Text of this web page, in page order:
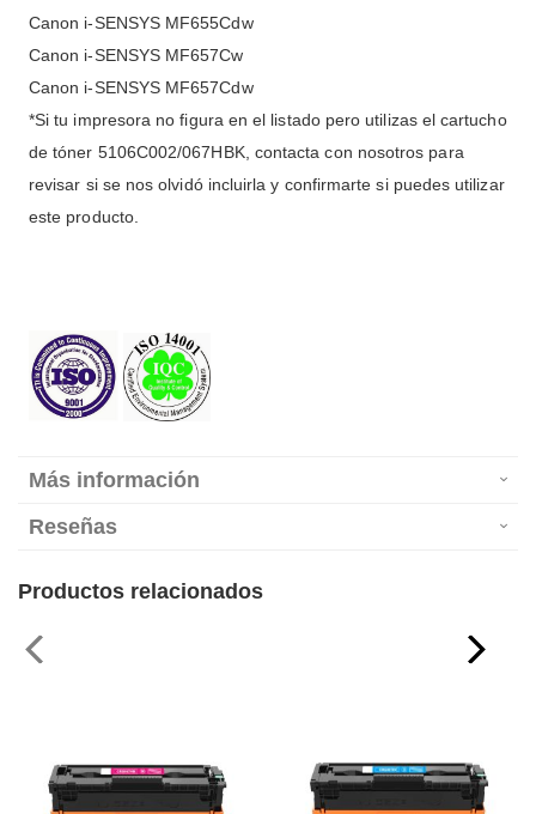
Canon i-SENSYS MF655Cdw
Canon i-SENSYS MF657Cw
Canon i-SENSYS MF657Cdw
*Si tu impresora no figura en el listado pero utilizas el cartucho
de tóner 5106C002/067HBK, contacta con nosotros para
revisar si se nos olvidó incluirla y confirmarte si puedes utilizar
este producto.
Más información
Reseñas
Productos relacionados